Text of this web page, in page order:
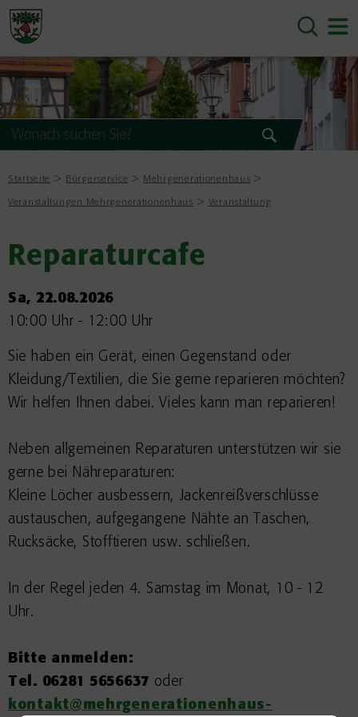
Startseite Bürgerservice Mehrgenerationenhaus
Veranstaltungen Mehrgenerationenhaus Veranstaltung
Reparaturcafe
Sa, 22.08.2026
10:00 Uhr - 12:00 Uhr
Sie haben ein Gerät, einen Gegenstand oder
Kleidung/Textilien, die Sie gerne reparieren möchten?
Wir helfen Ihnen dabei. Vieles kann man reparieren!
Neben allgemeinen Reparaturen unterstützen wir sie
gerne bei Nähreparaturen:
Kleine Löcher ausbessern, Jackenreißverschlüsse
austauschen, aufgegangene Nähte an Taschen,
Rucksäcke, Stofftieren usw. schließen.
In der Regel jeden 4. Samstag im Monat, 10 - 12
Uhr.
Bitte anmelden:
Tel. 06281 5656637 oder
kontakt@mehrgenerationenhaus-